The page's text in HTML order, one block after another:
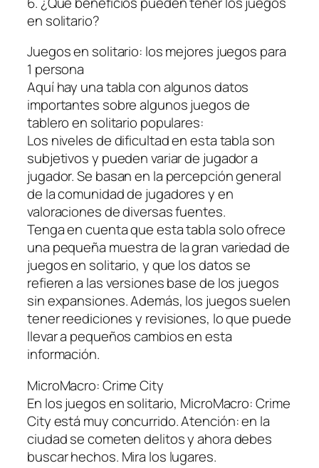
en solitario?
Juegos en solitario: los mejores juegos para
1 persona
Aquí hay una tabla con algunos datos
importantes sobre algunos juegos de
tablero en solitario populares:
Los niveles de dificultad en esta tabla son
subjetivos y pueden variar de jugador a
jugador. Se basan en la percepción general
de la comunidad de jugadores y en
valoraciones de diversas fuentes.
Tenga en cuenta que esta tabla solo ofrece
una pequeña muestra de la gran variedad de
juegos en solitario, y que los datos se
refieren a las versiones base de los juegos
sin expansiones. Además, los juegos suelen
tener reediciones y revisiones, lo que puede
llevar a pequeños cambios en esta
información.
MicroMacro: Crime City
En los juegos en solitario, MicroMacro: Crime
City está muy concurrido. Atención: en la
ciudad se cometen delitos y ahora debes
buscar hechos. Mira los lugares.